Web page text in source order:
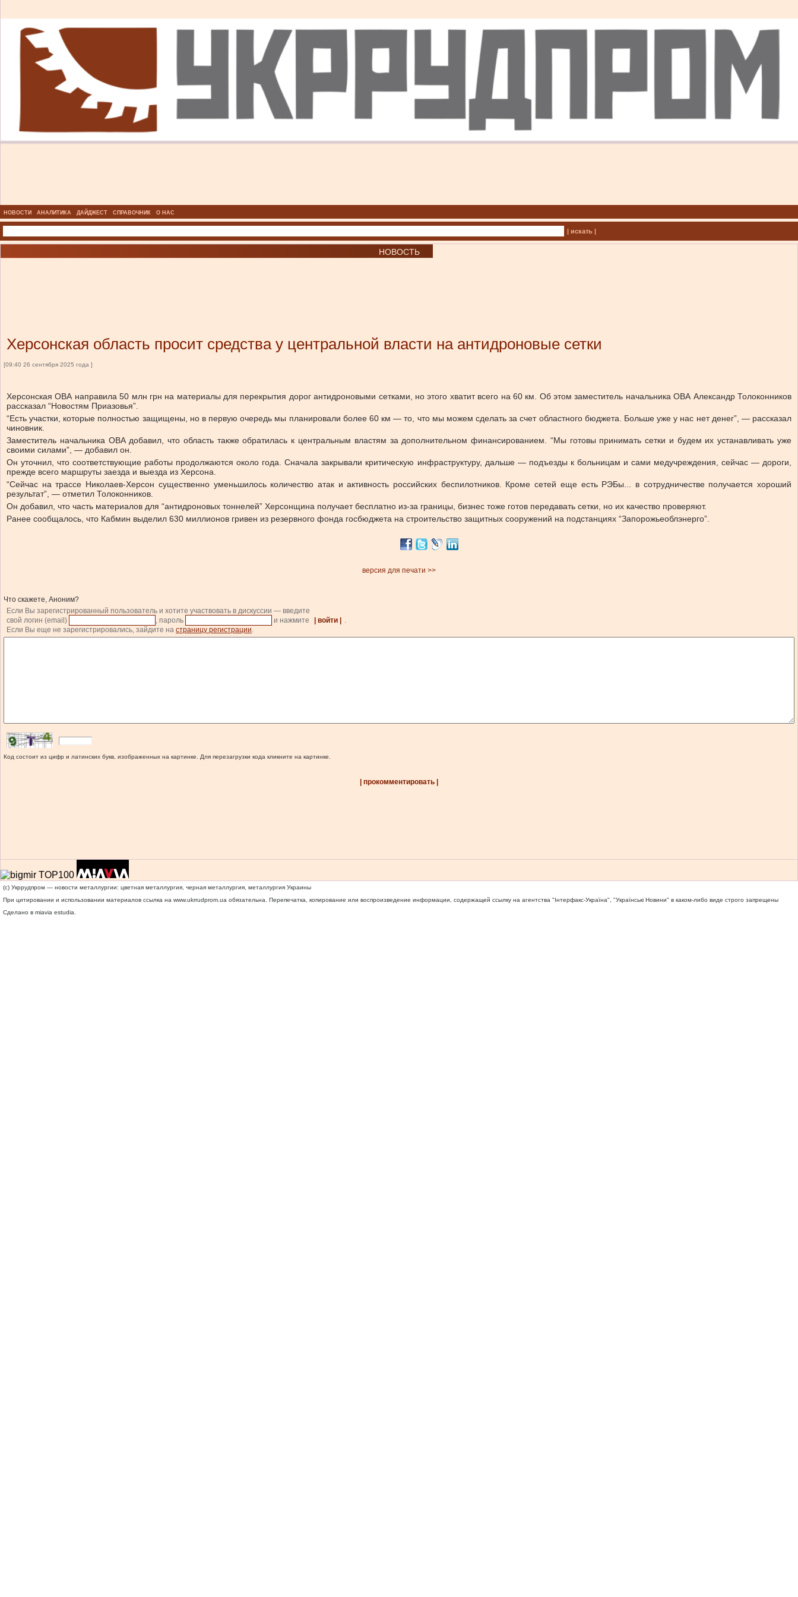
НОВОСТИ АНАЛИТИКА ДАЙДЖЕСТ СПРАВОЧНИК О НАС
| искать |
НОВОСТЬ
Херсонская область просит средства у центральной власти на антидроновые сетки
[09:40 26 сентября 2025 года ]
Херсонская ОВА направила 50 млн грн на материалы для перекрытия дорог антидроновыми сетками, но этого хватит всего на 60 км. Об этом заместитель начальника ОВА Александр Толоконников
рассказал “Новостям Приазовья”.
“Есть участки, которые полностью защищены, но в первую очередь мы планировали более 60 км — то, что мы можем сделать за счет областного бюджета. Больше уже у нас нет денег”, — рассказал
чиновник.
Заместитель начальника ОВА добавил, что область также обратилась к центральным властям за дополнительном финансированием. “Мы готовы принимать сетки и будем их устанавливать уже
своими силами”, — добавил он.
Он уточнил, что соответствующие работы продолжаются около года. Сначала закрывали критическую инфраструктуру, дальше — подъезды к больницам и сами медучреждения, сейчас — дороги,
прежде всего маршруты заезда и выезда из Херсона.
“Сейчас на трассе Николаев-Херсон существенно уменьшилось количество атак и активность российских беспилотников. Кроме сетей еще есть РЭБы... в сотрудничестве получается хороший
результат”, — отметил Толоконников.
Он добавил, что часть материалов для “антидроновых тоннелей” Херсонщина получает бесплатно из-за границы, бизнес тоже готов передавать сетки, но их качество проверяют.
Ранее сообщалось, что Кабмин выделил 630 миллионов гривен из резервного фонда госбюджета на строительство защитных сооружений на подстанциях “Запорожьеоблэнерго”.
версия для печати >>
Что скажете, Аноним?
Если Вы зарегистрированный пользователь и хотите участвовать в дискуссии — введите
свой логин (email)
, пароль и нажмите | войти |
.
Если Вы еще не зарегистрировались, зайдите на страницу регистрации.
Код состоит из цифр и латинских букв, изображенных на картинке. Для перезагрузки кода кликните на картинке.
| прокомментировать |
(c) Укррудпром — новости металлургии: цветная металлургия, черная металлургия, металлургия Украины
При цитировании и использовании материалов ссылка на www.ukrrudprom.ua обязательна. Перепечатка, копирование или воспроизведение информации, содержащей ссылку на агентства "Iнтерфакс-Україна", "Українськi Новини" в каком-либо виде строго запрещены
Сделано в miavia estudia.